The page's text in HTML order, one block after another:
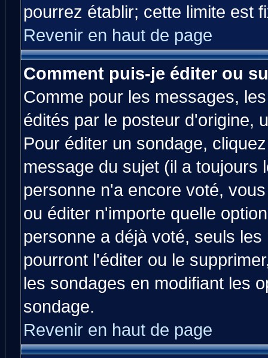
pourrez établir; cette limite est
Revenir en haut de page
Comment puis-je éditer ou
Comme pour les messages,
édités par le posteur d'origine,
Pour éditer un sondage,
message du sujet (il a toujours
personne n'a encore voté,
ou éditer n'importe quelle
personne a déjà voté, seuls
pourront l'éditer ou le
les sondages en modifiant les
sondage.
Revenir en haut de page